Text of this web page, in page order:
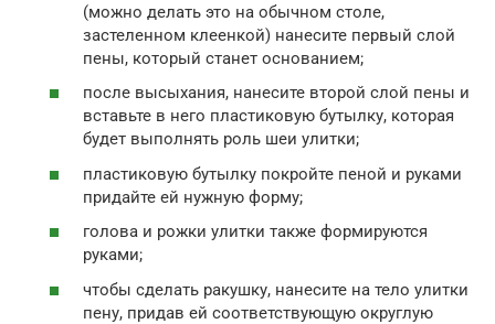
(можно делать это на обычном столе,
застеленном клеенкой) нанесите первый слой
пены, который станет основанием;
после высыхания, нанесите второй слой пены и
вставьте в него пластиковую бутылку, которая
будет выполнять роль шеи улитки;
пластиковую бутылку покройте пеной и руками
придайте ей нужную форму;
голова и рожки улитки также формируются
руками;
чтобы сделать ракушку, нанесите на тело улитки
пену, придав ей соответствующую округлую